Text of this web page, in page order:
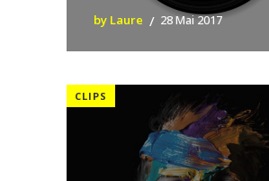
by Laure 28 Mai 2017
CLIPS